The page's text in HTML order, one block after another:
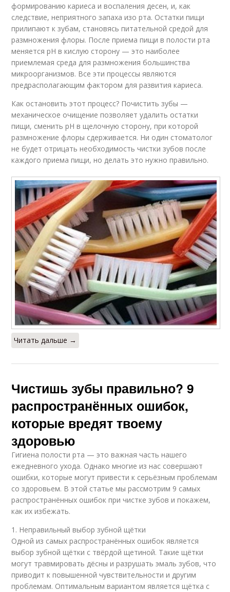
формированию кариеса и воспаления десен, и, как
следствие, неприятного запаха изо рта. Остатки пищи
прилипают к зубам, становясь питательной средой для
размножения флоры. После приема пищи в полости рта
меняется рН в кислую сторону — это наиболее
приемлемая среда для размножения большинства
микроорганизмов. Все эти процессы являются
предрасполагающим фактором для развития кариеса.
Как остановить этот процесс? Почистить зубы —
механическое очищение позволяет удалить остатки
пищи, сменить рН в щелочную сторону, при которой
размножение флоры сдерживается. Ни один стоматолог
не будет отрицать необходимость чистки зубов после
каждого приема пищи, но делать это нужно правильно.
Читать дальше →
Чистишь зубы правильно? 9
распространённых ошибок,
которые вредят твоему
здоровью
Гигиена полости рта — это важная часть нашего
ежедневного ухода. Однако многие из нас совершают
ошибки, которые могут привести к серьёзным проблемам
со здоровьем. В этой статье мы рассмотрим 9 самых
распространённых ошибок при чистке зубов и покажем,
как их избежать.
1. Неправильный выбор зубной щётки
Одной из самых распространённых ошибок является
выбор зубной щётки с твёрдой щетиной. Такие щётки
могут травмировать дёсны и разрушать эмаль зубов, что
приводит к повышенной чувствительности и другим
проблемам. Оптимальным вариантом является щётка с